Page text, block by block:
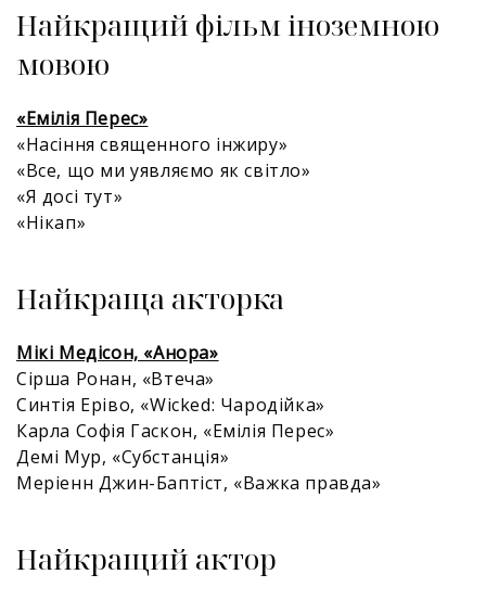
Найкращий фільм іноземною
мовою
«Емілія Перес»
«Насіння священного інжиру»
«Все, що ми уявляємо як світло»
«Я досі тут»
«Нікап»
Найкраща акторка
Мікі Медісон, «Анора»
Сірша Ронан, «Втеча»
Синтія Еріво, «Wicked: Чародійка»
Карла Софія Гаскон, «Емілія Перес»
Демі Мур, «Субстанція»
Меріенн Джин-Баптіст, «Важка правда»
Найкращий актор